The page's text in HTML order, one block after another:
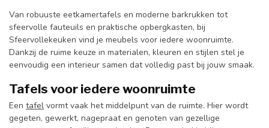
Van robuuste eetkamertafels en moderne barkrukken tot
sfeervolle fauteuils en praktische opbergkasten, bij
Sfeervollekeuken vind je meubels voor iedere woonruimte.
Dankzij de ruime keuze in materialen, kleuren en stijlen stel je
eenvoudig een interieur samen dat volledig past bij jouw smaak.
Tafels voor iedere woonruimte
Een tafel vormt vaak het middelpunt van de ruimte. Hier wordt
gegeten, gewerkt, nagepraat en genoten van gezellige